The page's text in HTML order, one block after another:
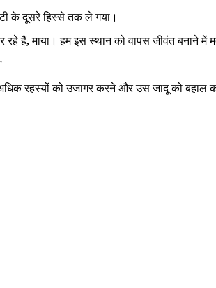
के दूसरे हिस्से तक ले गया।
रहे हैं,माया। हम इस स्थान को वापस जीवंत बनाने में
रहस्यों को उजागर करने और उस जादू को बहाल